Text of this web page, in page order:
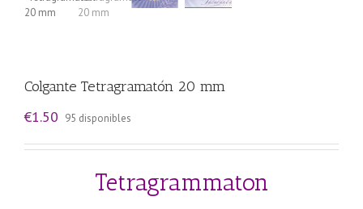
Colgante Tetragramatón 20 mm
€1.50 95 disponibles
Tetragrammaton